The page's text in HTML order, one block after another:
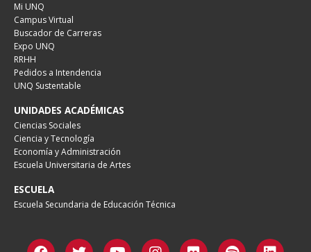
Mi UNQ
Campus Virtual
Buscador de Carreras
Expo UNQ
RRHH
Pedidos a Intendencia
UNQ Sustentable
UNIDADES ACADÉMICAS
Ciencias Sociales
Ciencia y Tecnología
Economía y Administración
Escuela Universitaria de Artes
ESCUELA
Escuela Secundaria de Educación Técnica